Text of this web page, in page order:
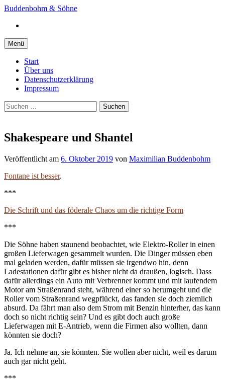
Springe
Inhalt
Buddenbohm & Söhne
Menü
Start
Über uns
Datenschutzerklärung
Impressum
Suchen
nach:
Shakespeare und Shantel
Veröffentlicht am 6. Oktober 2019 von Maximilian Buddenbohm
Fontane ist besser.
***
Die Schrift und das föderale Chaos um die richtige Form
***
Die Söhne haben staunend beobachtet, wie Elektro-Roller in einen
großen Lieferwagen gesammelt wurden. Die Dinger müssen eben
mal geladen werden, dafür müssen sie irgendwo hin, denn
Ladestationen dafür gibt es bisher nicht da draußen, logisch. Dass
dafür allerdings ein Auto mit Verbrenner kommt und mit laufendem
Motor am Straßenrand steht, während einer so herumgeht und die
Roller vom Straßenrand wegpflückt, das fanden sie doch ziemlich
absurd. Da fährt man also dem Strom mit Benzin hinterher, das kann
doch so nicht richtig sein? Und es gibt doch auch große
Lieferwagen mit E-Antrieb, wenn die Firmen also wollten, dann
könnten sie doch?
Ja. Ich nehme an, sie könnten. Sie wollen aber nicht, weil es darum
auch gar nicht geht.
***